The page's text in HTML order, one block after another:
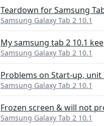
Teardown for Samsung
Samsung Galaxy Tab 2 10.1
My samsung tab 2 10.1
Samsung Galaxy Tab 2 10.1
Problems on Start-up,
Samsung Galaxy Tab 2 10.1
Frozen screen & will not
Samsung Galaxy Tab 2 10.1